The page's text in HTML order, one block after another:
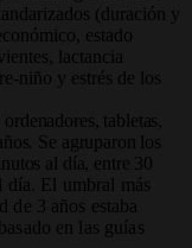
(duración y
estado
lactancia
niño y estrés de los
tabletas,
Se agruparon los
al día, entre 30
día. El umbral más
de 3 años estaba
en las guías